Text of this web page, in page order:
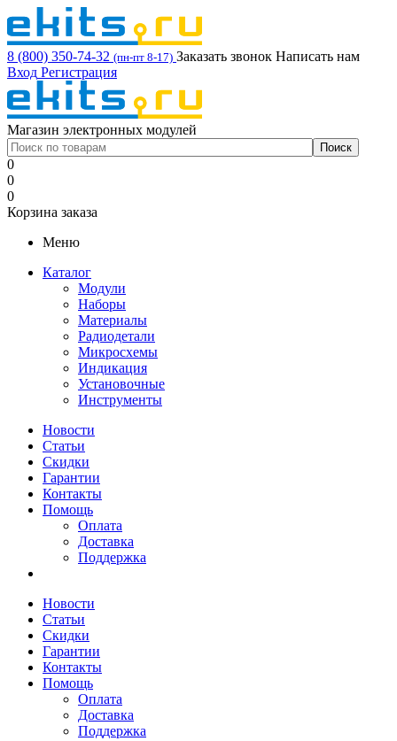
8 (800) 350-74-32 (пн-пт 8-17) Заказать звонок Написать нам
Вход Регистрация
Магазин электронных модулей
0
0
0
Корзина заказа
Меню
Каталог
Модули
Наборы
Материалы
Радиодетали
Микросхемы
Индикация
Установочные
Инструменты
Новости
Статьи
Скидки
Гарантии
Контакты
Помощь
Оплата
Доставка
Поддержка
Новости
Статьи
Скидки
Гарантии
Контакты
Помощь
Оплата
Доставка
Поддержка